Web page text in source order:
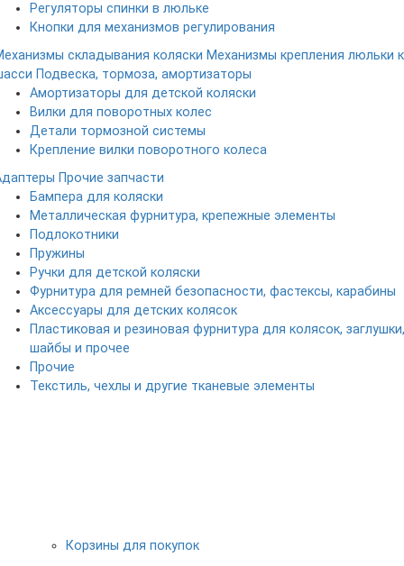
Регуляторы спинки в люльке
Кнопки для механизмов регулирования
складывания коляски Механизмы крепления люльки к
Подвеска, тормоза, амортизаторы
Амортизаторы для детской коляски
Вилки для поворотных колес
Детали тормозной системы
Крепление вилки поворотного колеса
Прочие запчасти
Бампера для коляски
Металлическая фурнитура, крепежные элементы
Подлокотники
Пружины
Ручки для детской коляски
Фурнитура для ремней безопасности, фастексы, карабины
Аксессуары для детских колясок
Пластиковая и резиновая фурнитура для колясок, заглушки,
шайбы и прочее
Прочие
Текстиль, чехлы и другие тканевые элементы
Корзины для покупок